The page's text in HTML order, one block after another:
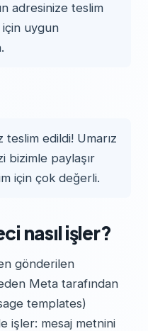
adresinize teslim
uygun
edildi! Umarız
bizimle paylaşır
için çok değerli.
nasıl işler?
gönderilen
Meta tarafından
templates)
işler: mesaj metnini